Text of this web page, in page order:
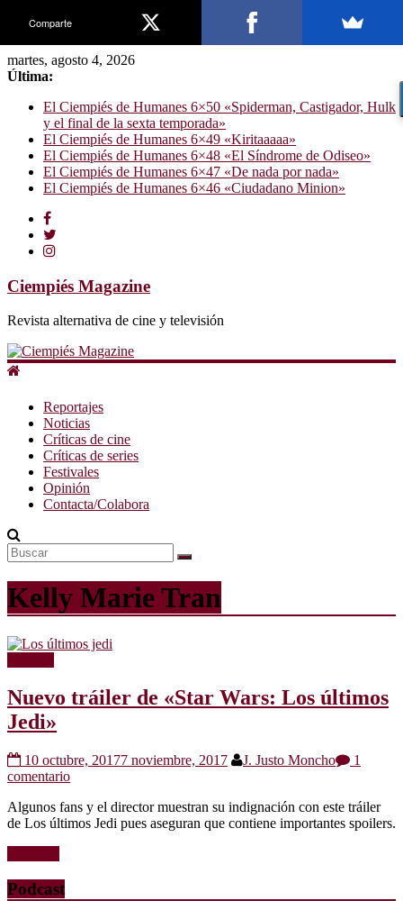
martes, agosto 4, 2026
Última:
El Ciempiés de Humanes 6×50 «Spiderman, Castigador, Hulk
y el final de la sexta temporada»
El Ciempiés de Humanes 6×49 «Kiritaaaaa»
El Ciempiés de Humanes 6×48 «El Síndrome de Odiseo»
El Ciempiés de Humanes 6×47 «De nada por nada»
El Ciempiés de Humanes 6×46 «Ciudadano Minion»
Ciempiés Magazine
Revista alternativa de cine y televisión
Reportajes
Noticias
Críticas de cine
Críticas de series
Festivales
Opinión
Contacta/Colabora
Kelly Marie Tran
Nuevo tráiler de «Star Wars: Los últimos
Jedi»
10 octubre, 20177 noviembre, 2017 J. Justo Moncho
1
comentario
Algunos fans y el director muestran su indignación con este tráiler
de Los últimos Jedi pues aseguran que contiene importantes spoilers.
Podcast
Comparte